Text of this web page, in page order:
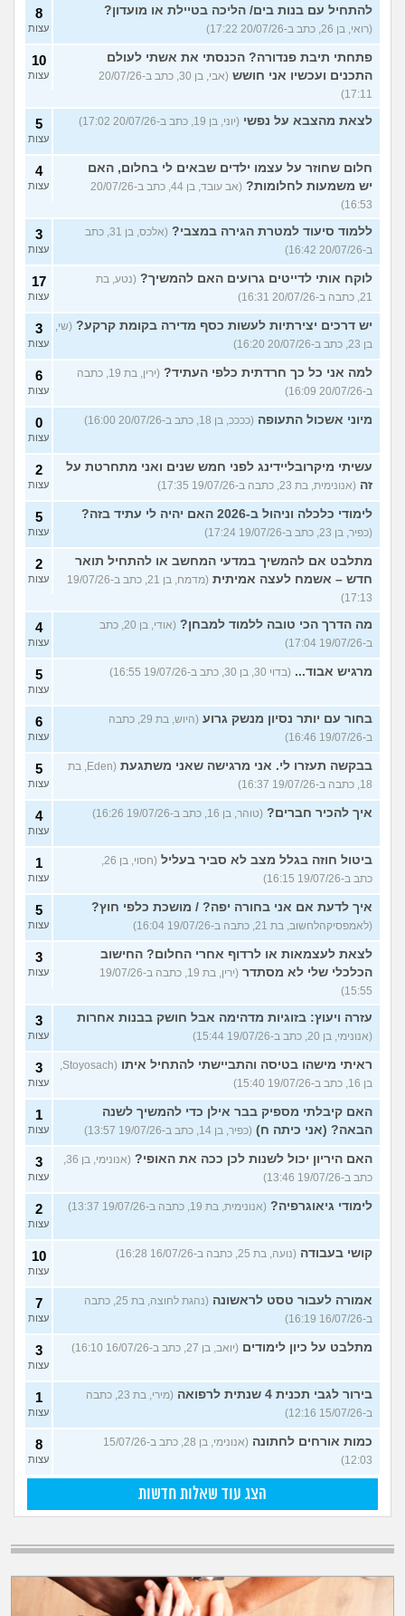
להתחיל עם בנות בים/ הליכה בטיילת או מועדון?
(רואי, בן 26, כתב ב-20/07/26 17:22)
8
עצות
פתחתי תיבת פנדורה? הכנסתי את אשתי לעולם
התכנים ועכשיו אני חושש
(אבי, בן 30, כתב ב-20/07/26
17:11)
10
עצות
לצאת מהצבא על נפשי (יוני, בן 19, כתב ב-20/07/26 17:02) 5
עצות
חלום שחוזר על עצמו ילדים שבאים לי בחלום, האם
יש משמעות לחלומות?
(אב עובד, בן 44, כתב ב-20/07/26
16:53)
4
עצות
ללמוד סיעוד למטרת הגירה במצבי?
(אלכס, בן 31, כתב
ב-20/07/26 16:42)
3
עצות
לוקח אותי לדייטים גרועים האם להמשיך? (נטע, בת
21, כתבה ב-20/07/26 16:31)
17
עצות
יש דרכים יצירתיות לעשות כסף מדירה בקומת קרקע? (שי,
בן 23, כתב ב-20/07/26 16:20)
3
עצות
למה אני כל כך חרדתית כלפי העתיד?
(ירין, בת 19, כתבה
ב-20/07/26 16:09)
6
עצות
מיוני אשכול התעופה (ככככ, בן 18, כתב ב-20/07/26 16:00) 0
עצות
עשיתי מיקרובליידינג לפני חמש שנים ואני מתחרטת על
זה (אנונימית, בת 23, כתבה ב-19/07/26 17:35)
2
עצות
לימודי כלכלה וניהול ב-2026 האם יהיה לי עתיד בזה?
(כפיר, בן 23, כתב ב-19/07/26 17:24)
5
עצות
מתלבט אם להמשיך במדעי המחשב או להתחיל תואר
חדש – אשמח לעצה אמיתית
(מדמח, בן 21, כתב ב-19/07/26
17:13)
2
עצות
מה הדרך הכי טובה ללמוד למבחן?
(אודי, בן 20, כתב
ב-19/07/26 17:04)
4
עצות
מרגיש אבוד... (בדוי 30, בן 30, כתב ב-19/07/26 16:55) 5
עצות
בחור עם יותר נסיון מנשק גרוע
(היוש, בת 29, כתבה
ב-19/07/26 16:46)
6
עצות
בבקשה תעזרו לי. אני מרגישה שאני משתגעת
(Eden, בת
18, כתבה ב-19/07/26 16:37)
5
עצות
איך להכיר חברים? (טוהר, בן 16, כתב ב-19/07/26 16:26) 4
עצות
ביטול חוזה בגלל מצב לא סביר בעליל
(חסוי, בן 26,
כתב ב-19/07/26 16:15)
1
עצות
איך לדעת אם אני בחורה יפה? / מושכת כלפי חוץ?
(לאמפסיקהלחשוב, בת 21, כתבה ב-19/07/26 16:04)
5
עצות
לצאת לעצמאות או לרדוף אחרי החלום? החישוב
הכלכלי שלי לא מסתדר
(ירין, בת 19, כתבה ב-19/07/26
15:55)
3
עצות
עזרה ויעוץ: בזוגיות מדהימה אבל חושק בבנות אחרות
(אנונימי, בן 20, כתב ב-19/07/26 15:44)
3
עצות
ראיתי מישהו בטיסה והתביישתי להתחיל איתו
(Stoyosach,
בן 16, כתב ב-19/07/26 15:40)
3
עצות
האם קיבלתי מספיק בבר אילן כדי להמשיך לשנה
הבאה? (אני כיתה ח) (כפיר, בן 14, כתב ב-19/07/26 13:57)
1
עצות
האם היריון יכול לשנות לכן ככה את האופי?
(אנונימי, בן 36,
כתב ב-19/07/26 13:46)
3
עצות
לימודי גיאוגרפיה? (אנונימית, בת 19, כתבה ב-19/07/26 13:37) 2
עצות
קושי בעבודה (נועה, בת 25, כתבה ב-16/07/26 16:28) 10
עצות
אמורה לעבור טסט לראשונה
(נהגת לחוצה, בת 25, כתבה
ב-16/07/26 16:19)
7
עצות
מתלבט על כיון לימודים (יואב, בן 27, כתב ב-16/07/26 16:10) 3
עצות
בירור לגבי תכנית 4 שנתית לרפואה
(מירי, בת 23, כתבה
ב-15/07/26 12:16)
1
עצות
כמות אורחים לחתונה
(אנונימי, בן 28, כתב ב-15/07/26
12:03)
8
עצות
הצג עוד שאלות חדשות